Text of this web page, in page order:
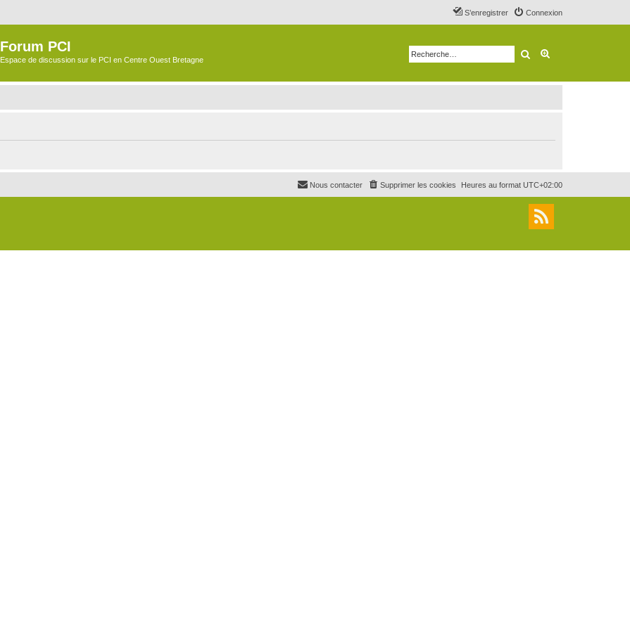
Connexion
S’enregistrer
Forum PCI
Espace de discussion sur le PCI en Centre Ouest Bretagne Rechercher
Heures au format UTC+02:00
Supprimer les cookies
Nous contacter